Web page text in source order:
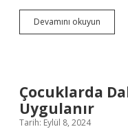
Devamını okuyun
Ne
Çocuklarda
Uygulanır
Tarih: Eylül 8, 2024